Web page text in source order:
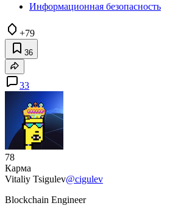
Информационная безопасность
+79
36
33
78
Карма
Vitaliy Tsigulev@cigulev
Blockchain Engineer